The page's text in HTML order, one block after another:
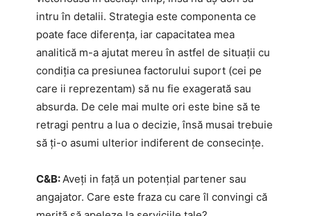
intru în detalii. Strategia este componenta ce
poate face diferența, iar capacitatea mea
analitică m-a ajutat mereu în astfel de situații cu
condiția ca presiunea factorului suport (cei pe
care ii reprezentam) să nu fie exagerată sau
absurda. De cele mai multe ori este bine să te
retragi pentru a lua o decizie, însă musai trebuie
să ți-o asumi ulterior indiferent de consecințe.
C&B:Aveți in față un potențial partener sau
angajator. Care este fraza cu care îl convingi că